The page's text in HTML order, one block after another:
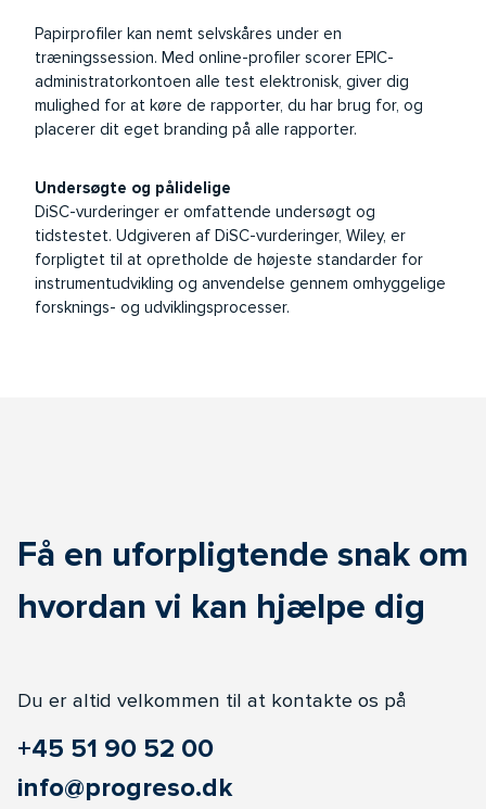
Papirprofiler kan nemt selvskåres under en
træningssession. Med online-profiler scorer EPIC-
administratorkontoen alle test elektronisk, giver dig
mulighed for at køre de rapporter, du har brug for, og
placerer dit eget branding på alle rapporter.
Undersøgte og pålidelige
DiSC-vurderinger er omfattende undersøgt og
tidstestet. Udgiveren af DiSC-vurderinger, Wiley, er
forpligtet til at opretholde de højeste standarder for
instrumentudvikling og anvendelse gennem omhyggelige
forsknings- og udviklingsprocesser.
Få en uforpligtende snak om
hvordan vi kan hjælpe dig
Du er altid velkommen til at kontakte os på
+45 51 90 52 00
info@progreso.dk